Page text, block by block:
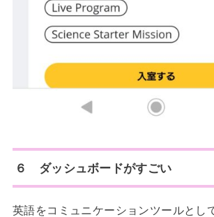
６ ダッシュボードがすごい
英語をコミュニケーションツールとし